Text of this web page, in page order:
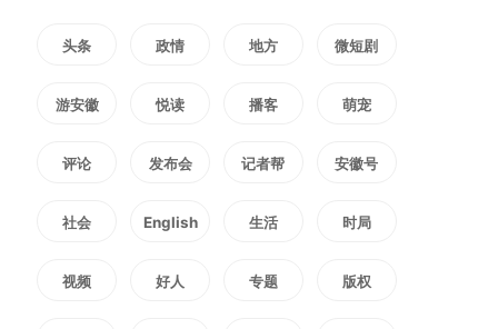
践。下一步，村委会将继续聚焦村
编辑：
头条 政情 地方 微短剧
游安徽 悦读 播客 萌宠
评论 发布会 记者帮 安徽号
社会 English 生活 时局
视频 好人 专题 版权